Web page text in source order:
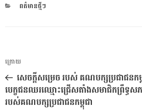
CATEGORIES
ពត៌មានថ្មីៗ
ការ​
នាំទិស​
ប្រកាស
អត្ថបទ
មុន
ក្រោយ
សេចក្តីសម្រេច របស់ គណបក្សប្រជាជនកម្
បេក្ខជនឈរឈ្មោះជ្រើសតាំងសមាជិកព្រឹទ្ធ
របស់គណបក្សប្រជាជនកម្ពុជា